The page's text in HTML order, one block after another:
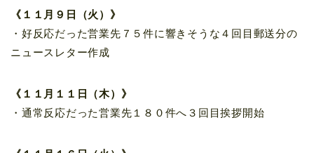
《１１月９日（火）》
・好反応だった営業先７５件に響きそうな４回目郵送分の
ニュースレター作成
《１１月１１日（木）》
・通常反応だった営業先１８０件へ３回目挨拶開始